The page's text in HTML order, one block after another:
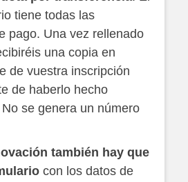
tiene todas las
pago. Una vez rellenado
una copia en
de vuestra inscripción
de haberlo hecho
se genera un número
también hay que
con los datos de